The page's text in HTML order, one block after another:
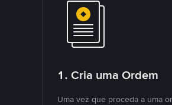
1. Cria uma Ordem
Uma vez que proceda a uma